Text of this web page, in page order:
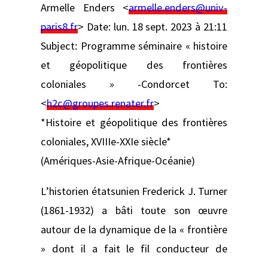
Armelle Enders <armelle.enders@univ-
paris8.fr> Date: lun. 18 sept. 2023 à 21:11
Subject: Programme séminaire « histoire
et géopolitique des frontières
coloniales » -Condorcet To:
<h2c@groupes.renater.fr>
*Histoire et géopolitique des frontières
coloniales, XVIIIe-XXIe siècle*
(Amériques-Asie-Afrique-Océanie)
L’historien étatsunien Frederick J. Turner
(1861-1932) a bâti toute son œuvre
autour de la dynamique de la « frontière
» dont il a fait le fil conducteur de